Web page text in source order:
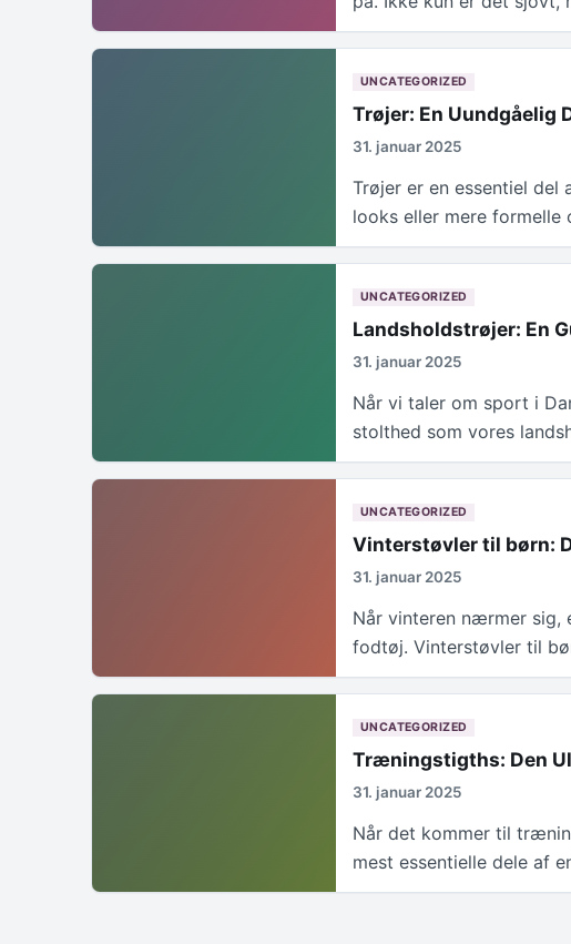
UNCATEGORIZED
Trøjer: En Uundgåelig
31. januar 2025
Trøjer er en essentiel del
looks eller mere
UNCATEGORIZED
Landsholdstrøjer: En
31. januar 2025
Når vi taler om sport i
stolthed som vores
UNCATEGORIZED
Vinterstøvler til børn:
31. januar 2025
Når vinteren nærmer
fodtøj. Vinterstøvler til
UNCATEGORIZED
Træningstigths: Den
31. januar 2025
Når det kommer til
mest essentielle dele af